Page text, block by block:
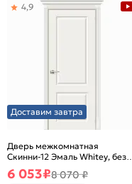
Доставим завтра
Дверь межкомнатная
Скинни-12 Эмаль Whitey, без
декора, глухая, без стекла,
без кромки, скиновая
4,9
6 053₽8 070 ₽